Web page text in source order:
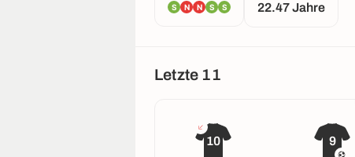
S N N S S 22.47 Jahre
Letzte 11
10
9